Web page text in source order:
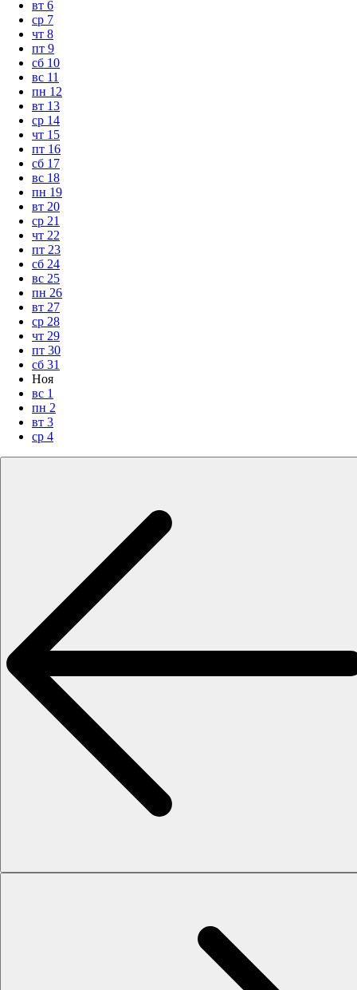
вт 6
ср 7
чт 8
пт 9
сб 10
вс 11
пн 12
вт 13
ср 14
чт 15
пт 16
сб 17
вс 18
пн 19
вт 20
ср 21
чт 22
пт 23
сб 24
вс 25
пн 26
вт 27
ср 28
чт 29
пт 30
сб 31
Ноя
вс 1
пн 2
вт 3
ср 4